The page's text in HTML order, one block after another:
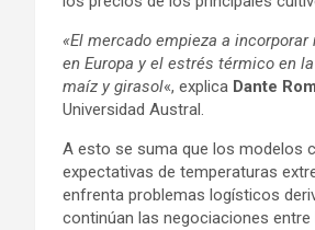
«El mercado empieza a
en Europa y el estrés térmico en
maíz y girasol«, explica Dante
Universidad Austral.
A esto se suma que los modelos
expectativas de temperaturas
enfrenta problemas logísticos
continúan las negociaciones